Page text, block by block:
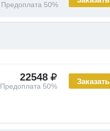
Предоплата 50%
Заказать
22548
Предоплата 50%